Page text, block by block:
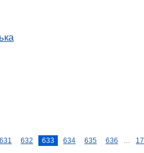
631 632 633 634 635 636